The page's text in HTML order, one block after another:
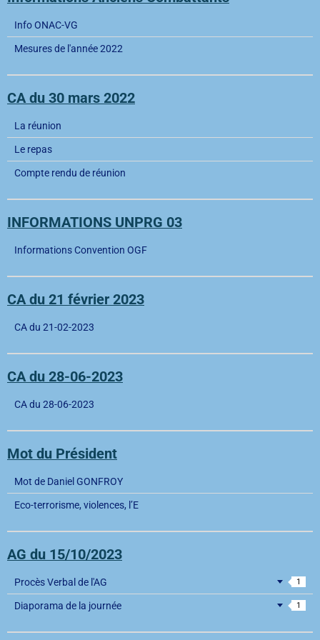
Info ONAC-VG
Mesures de l'année 2022
CA du 30 mars 2022
La réunion
Le repas
Compte rendu de réunion
INFORMATIONS UNPRG 03
Informations Convention OGF
CA du 21 février 2023
CA du 21-02-2023
CA du 28-06-2023
CA du 28-06-2023
Mot du Président
Mot de Daniel GONFROY
Eco-terrorisme, violences, l’E
AG du 15/10/2023
Procès Verbal de l'AG 1
Diaporama de la journée 1